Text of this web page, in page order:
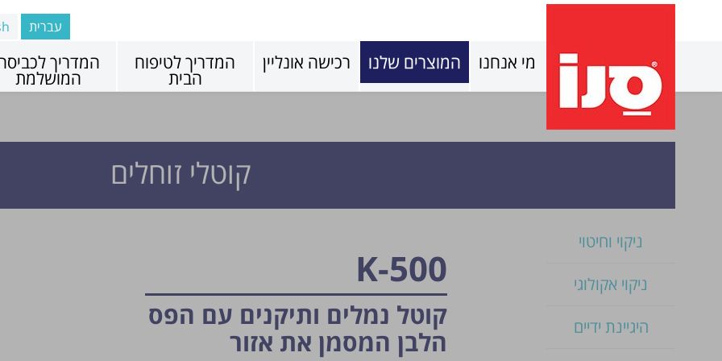
עברית
מי אנחנו המוצרים שלנו רכישה אונליין המדריך לטיפוח
הבית
המדריך
המושלמת
קוטלי זוחלים
ניקוי וחיטוי
ניקוי אקולוגי
היגיינת ידיים
K-500
קוטל נמלים ותיקנים עם הפס
הלבן המסמן את אזור